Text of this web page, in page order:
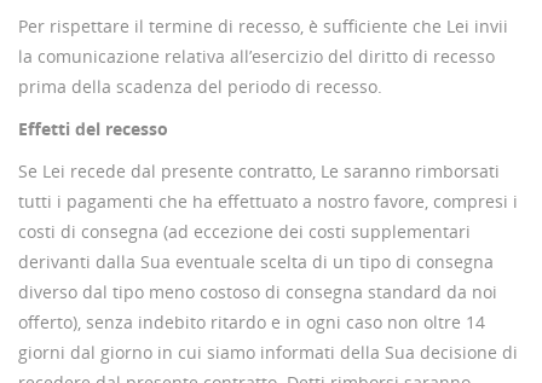
Per rispettare il termine di recesso, è sufficiente che Lei invii
la comunicazione relativa all’esercizio del diritto di recesso
prima della scadenza del periodo di recesso.
Effetti del recesso
Se Lei recede dal presente contratto, Le saranno rimborsati
tutti i pagamenti che ha effettuato a nostro favore, compresi i
costi di consegna (ad eccezione dei costi supplementari
derivanti dalla Sua eventuale scelta di un tipo di consegna
diverso dal tipo meno costoso di consegna standard da noi
offerto), senza indebito ritardo e in ogni caso non oltre 14
giorni dal giorno in cui siamo informati della Sua decisione di